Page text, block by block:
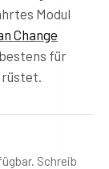
Modul
Change
für
Schreib